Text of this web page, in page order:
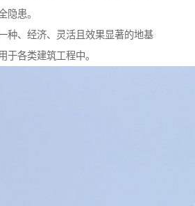
隐患。
种、经济、灵活且效果显著的地基
于各类建筑工程中。